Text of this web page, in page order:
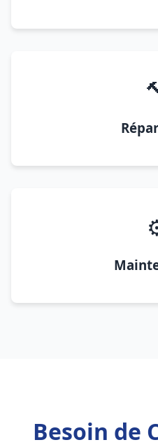
Besoin de